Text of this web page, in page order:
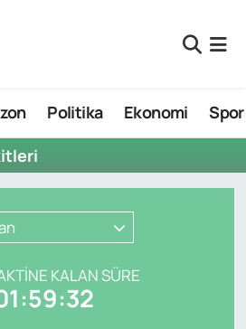
Politika Ekonomi
Spor
KALAN SÜRE